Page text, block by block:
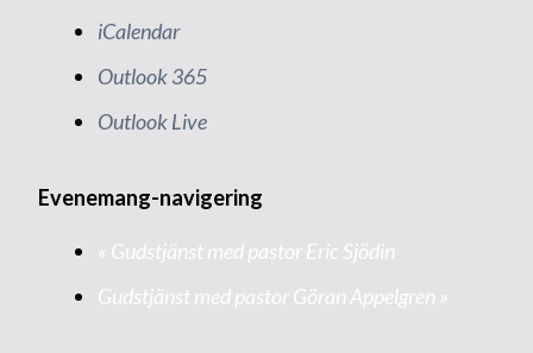
iCalendar
Outlook 365
Outlook Live
Evenemang-navigering
« Gudstjänst med pastor Eric Sjödin
Gudstjänst med pastor Göran Appelgren »